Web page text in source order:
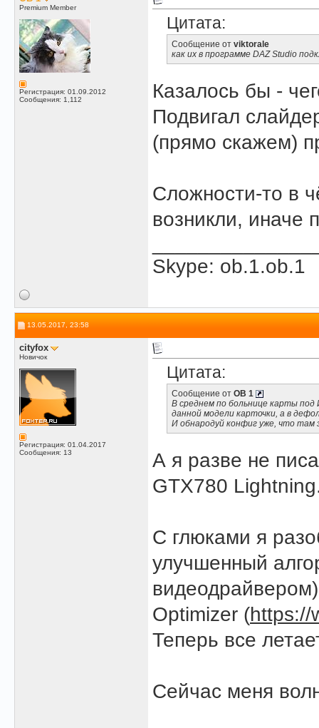
Premium Member
Регистрация: 01.09.2012
Сообщения: 1,112
Цитата:
Сообщение от viktorale
как их в программе DAZ Studio
Казалось бы -
Подвигал
(прямо скажем)
Сложности-то в
возникли, иначе
Skype: ob.1.ob.1
13.05.2017, 23:58
cityfox
Новичок
Регистрация: 01.04.2017
Сообщения: 13
Цитата:
Сообщение от OB 1
В среднем по больнице карты
данной модели карточки, а в
И обнародуй конфиг уже, что там
А я разве не
GTX780
С глюками я
улучшенный
Optimizer (https://
Теперь все
Сейчас меня